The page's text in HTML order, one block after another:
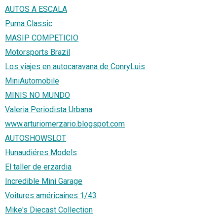
AUTOS A ESCALA
Puma Classic
MASIP COMPETICIO
Motorsports Brazil
Los viajes en autocaravana de ConryLuis
MiniAutomobile
MINIS NO MUNDO
Valeria Periodista Urbana
www.arturiomerzario.blogspot.com
AUTOSHOWSLOT
Hunaudiéres Models
El taller de erzardia
Incredible Mini Garage
Voitures américaines 1/43
Mike's Diecast Collection